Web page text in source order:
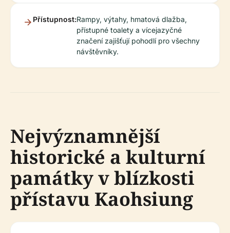
Přístupnost:Rampy, výtahy, hmatová dlažba,
přístupné toalety a vícejazyčné
značení zajišťují pohodlí pro všechny
návštěvníky.
Nejvýznamnější
historické a kulturní
památky v blízkosti
přístavu Kaohsiung